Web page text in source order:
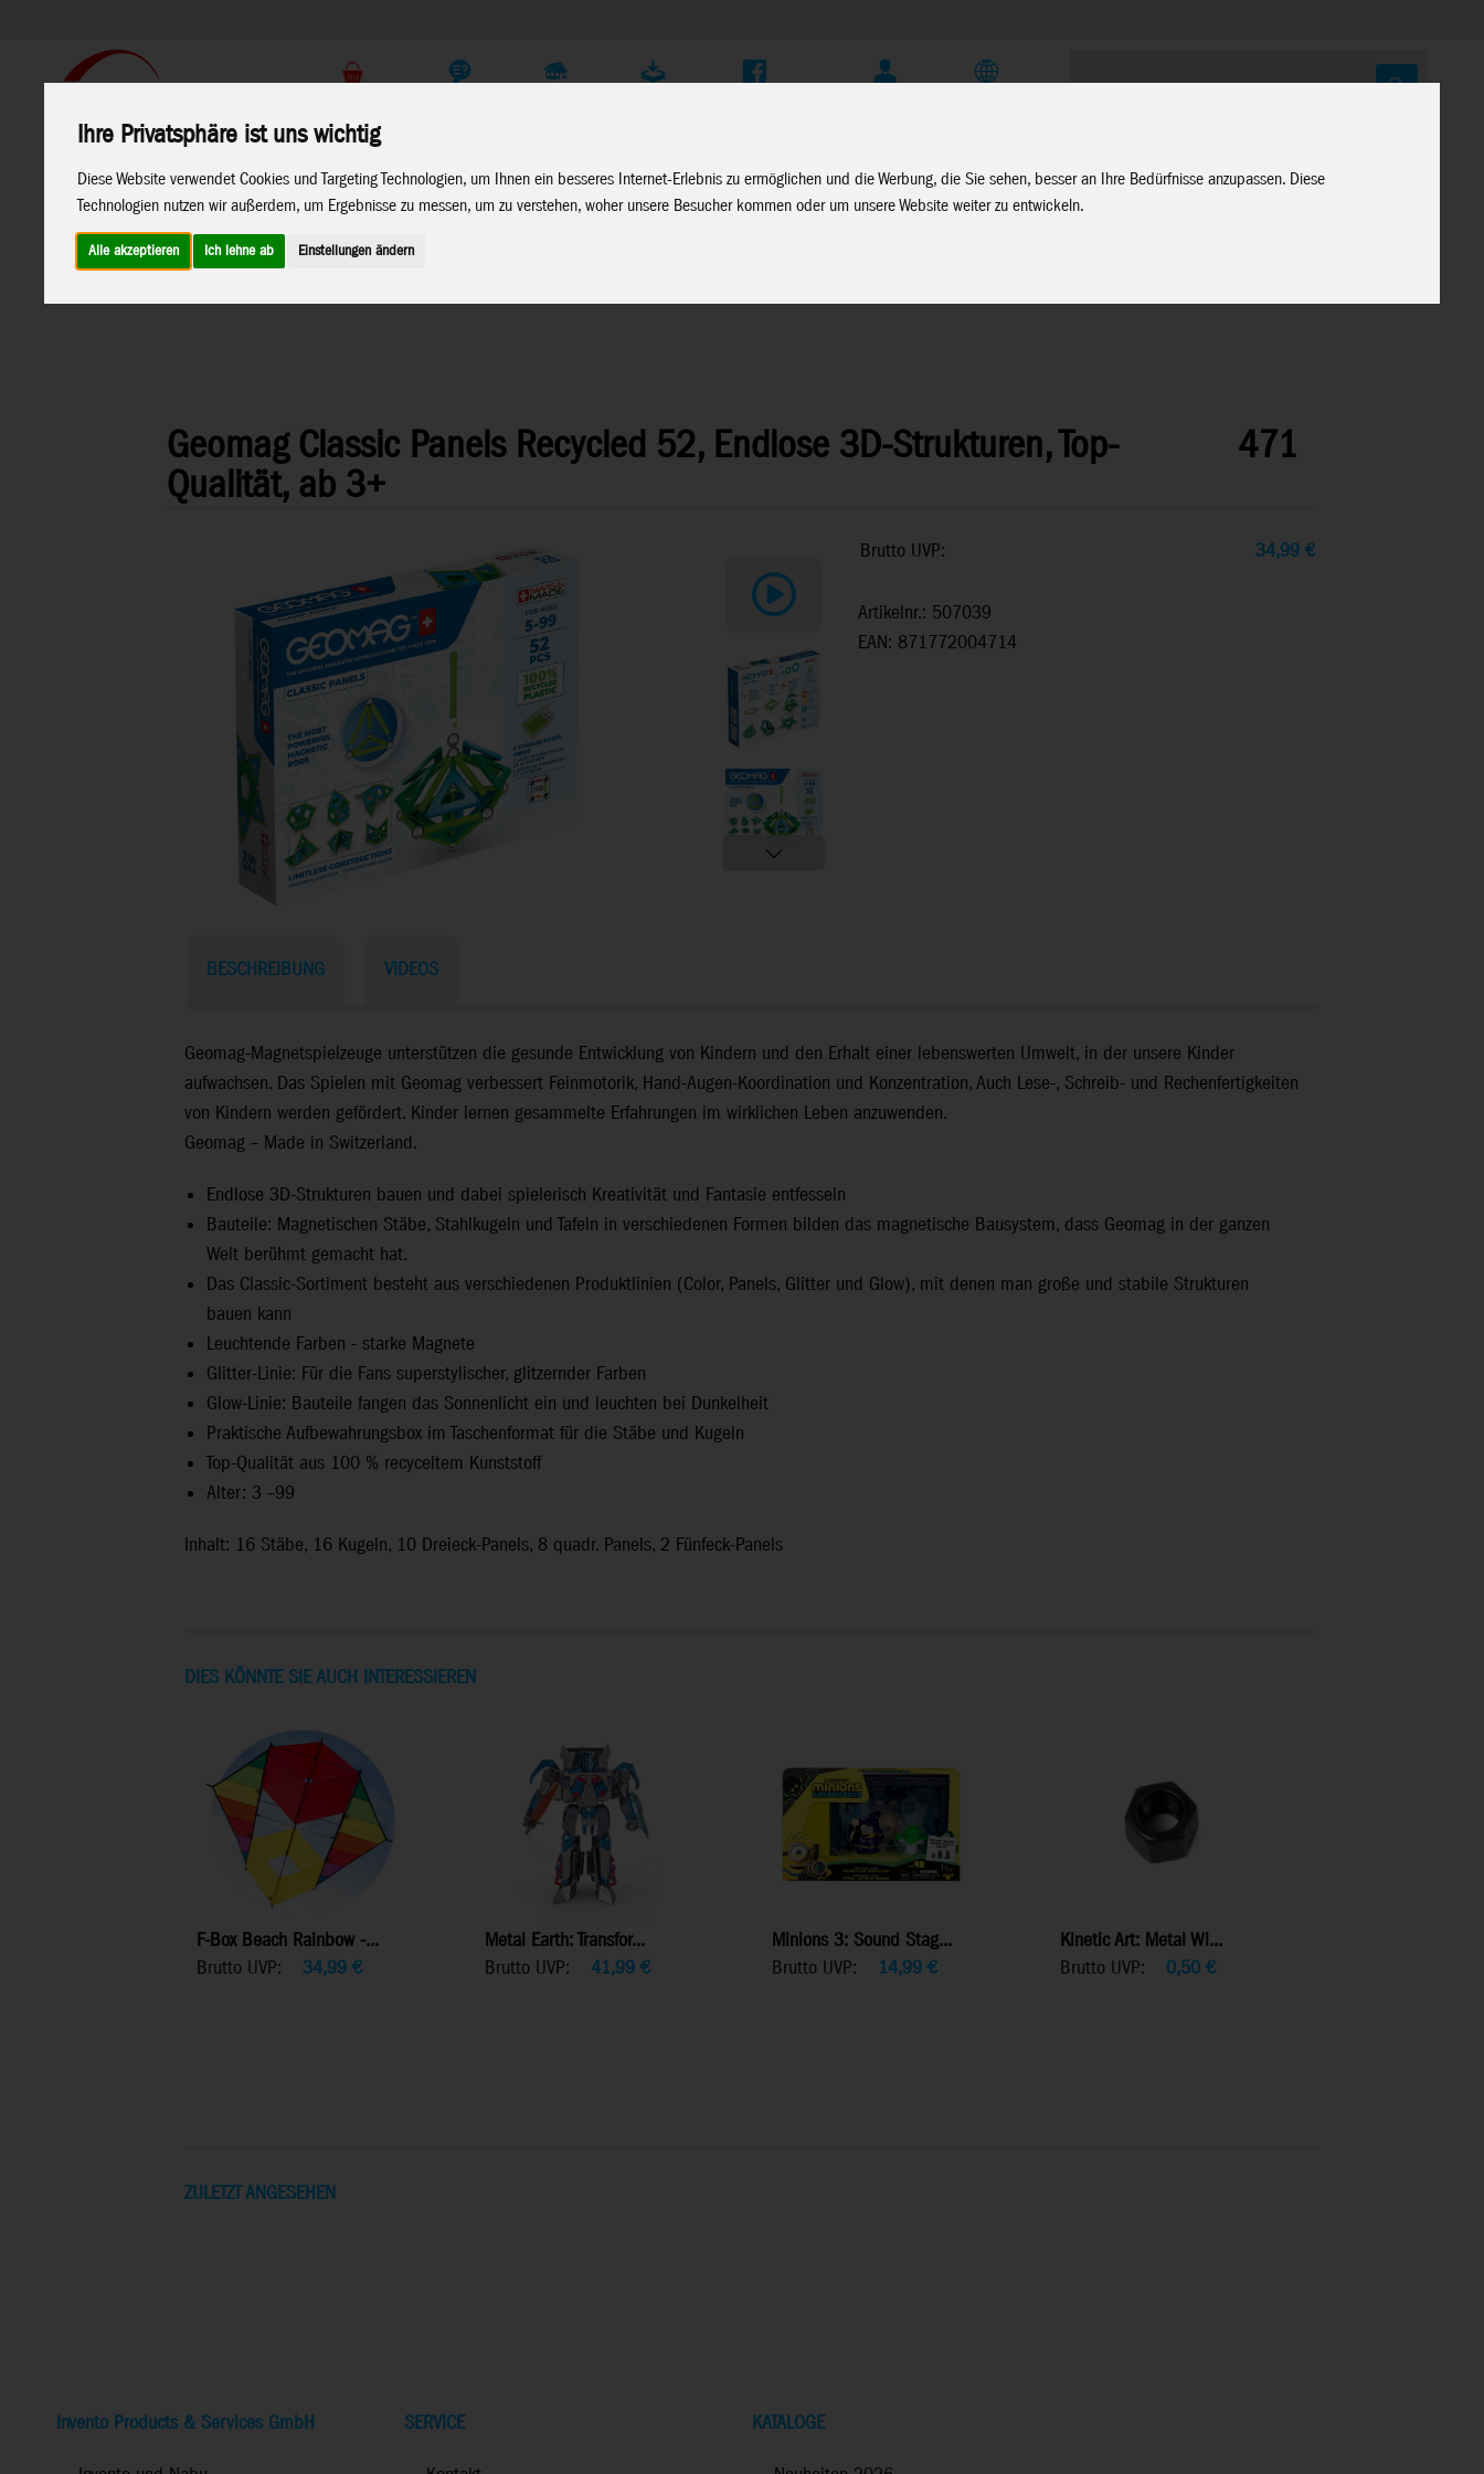
Ihre Privatsphäre ist uns wichtig
Diese Website verwendet Cookies und Targeting Technologien, um Ihnen ein besseres Internet-Erlebnis zu ermöglichen und die Werbung, die Sie sehen, besser an Ihre Bedürfnisse anzupassen. Diese
Technologien nutzen wir außerdem, um Ergebnisse zu messen, um zu verstehen, woher unsere Besucher kommen oder um unsere Website weiter zu entwickeln.
Alle akzeptieren Ich lehne ab Einstellungen ändern
Geomag Classic Panels Recycled 52, Endlose 3D-Strukturen, Top-
Qualität, ab 3+
471
Brutto UVP: 34,99€
Artikelnr.: 507039
EAN: 871772004714
BESCHREIBUNG VIDEOS
Geomag-Magnetspielzeuge unterstützen die gesunde Entwicklung von Kindern und den Erhalt einer lebenswerten Umwelt, in der unsere Kinder
aufwachsen. Das Spielen mit Geomag verbessert Feinmotorik, Hand-Augen-Koordination und Konzentration, Auch Lese-, Schreib- und Rechenfertigkeiten
von Kindern werden gefördert. Kinder lernen gesammelte Erfahrungen im wirklichen Leben anzuwenden.
Geomag – Made in Switzerland.
Endlose 3D-Strukturen bauen und dabei spielerisch Kreativität und Fantasie entfesseln
Bauteile: Magnetischen Stäbe, Stahlkugeln und Tafeln in verschiedenen Formen bilden das magnetische Bausystem, dass Geomag in der ganzen
Welt berühmt gemacht hat.
Das Classic-Sortiment besteht aus verschiedenen Produktlinien (Color, Panels, Glitter und Glow), mit denen man große und stabile Strukturen
bauen kann
Leuchtende Farben - starke Magnete
Glitter-Linie: Für die Fans superstylischer, glitzernder Farben
Glow-Linie: Bauteile fangen das Sonnenlicht ein und leuchten bei Dunkelheit
Praktische Aufbewahrungsbox im Taschenformat für die Stäbe und Kugeln
Top-Qualität aus 100 % recyceltem Kunststoff
Alter: 3 –99
Inhalt: 16 Stäbe, 16 Kugeln, 10 Dreieck-Panels, 8 quadr. Panels, 2 Fünfeck-Panels
DIES KÖNNTE SIE AUCH INTERESSIEREN
F-Box Beach Rainbow -...
Brutto UVP:
34,99 €
Metal Earth: Transfor...
Brutto UVP:
41,99€
Minions 3: Sound Stag...
Brutto UVP:
14,99 €
Kinetic Art: Metal Wi...
Brutto UVP:
0,50€
ZULETZT ANGESEHEN
Invento Products & Services GmbH SERVICE KATALOGE